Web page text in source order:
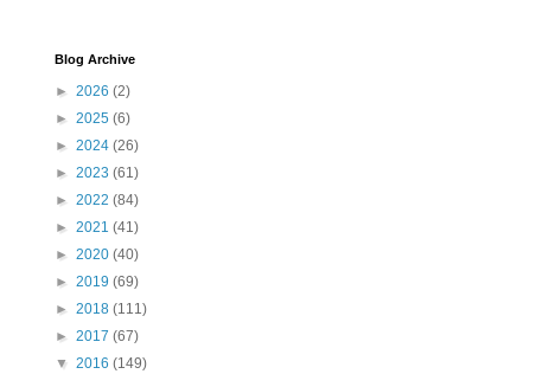
Blog Archive
► 2026 (2)
► 2025 (6)
► 2024 (26)
► 2023 (61)
► 2022 (84)
► 2021 (41)
► 2020 (40)
► 2019 (69)
► 2018 (111)
► 2017 (67)
▼ 2016 (149)